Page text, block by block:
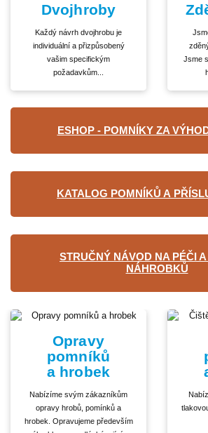
Dvojhroby
Každý návrh dvojhrobu je
individuální a přizpůsobený
vašim specifickým
požadavkům...
Jsme
ESHOP - POMNÍKY ZA
KATALOG POMNÍKŮ A
STRUČNÝ NÁVOD NA PÉČI
NÁHROBKŮ
Opravy
pomníků
a hrobek
Nabízíme svým zákazníkům
opravy hrobů, pomínků a
hrobek. Opravujeme především